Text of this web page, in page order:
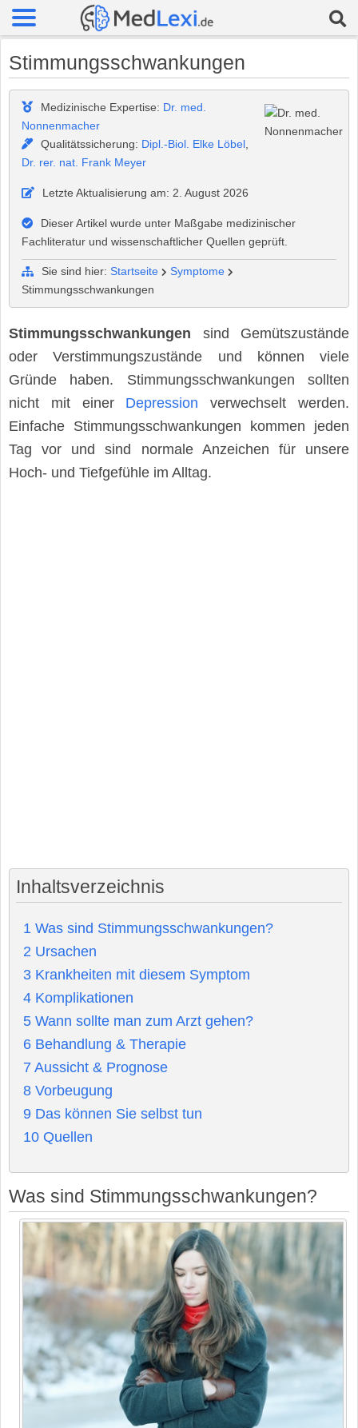
Stimmungsschwankungen
Medizinische Expertise: Dr. med.
Nonnenmacher
Qualitätssicherung: Dipl.-Biol. Elke Löbel,
Dr. rer. nat. Frank Meyer
Letzte Aktualisierung am: 2. August 2026
Dieser Artikel wurde unter Maßgabe medizinischer
Fachliteratur und wissenschaftlicher Quellen geprüft.
Sie sind hier: Startseite
Symptome
Stimmungsschwankungen
Stimmungsschwankungen sind Gemütszustände
oder Verstimmungszustände und können viele
Gründe haben. Stimmungsschwankungen sollten
nicht mit einer Depression verwechselt werden.
Einfache Stimmungsschwankungen kommen jeden
Tag vor und sind normale Anzeichen für unsere
Hoch- und Tiefgefühle im Alltag.
Inhaltsverzeichnis
1 Was sind Stimmungsschwankungen?
2 Ursachen
3 Krankheiten mit diesem Symptom
4 Komplikationen
5 Wann sollte man zum Arzt gehen?
6 Behandlung & Therapie
7 Aussicht & Prognose
8 Vorbeugung
9 Das können Sie selbst tun
10 Quellen
Was sind Stimmungsschwankungen?